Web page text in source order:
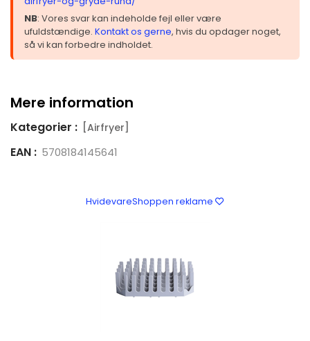
NB: Vores svar kan indeholde fejl eller være
ufuldstændige. Kontakt os gerne, hvis du opdager noget,
så vi kan forbedre indholdet.
Mere information
Kategorier : [Airfryer]
EAN : 5708184145641
HvidevareShoppen reklame